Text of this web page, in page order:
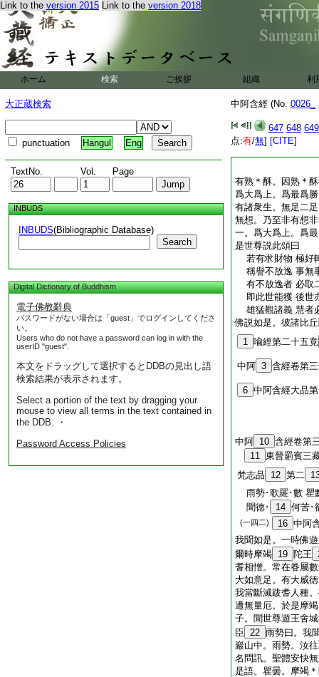
Link to the version 2015 Link to the version 2018
ホーム 検索 ご挨拶 組織 利
大正蔵検索
punctuation Hangul Eng
TextNo. Vol. Page
INBUDS
INBUDS(Bibliographic Database)
Search
Digital Dictionary of Buddhism
電子佛教辭典
パスワードがない場合は「guest」でログインしてくださ
い。
Users who do not have a password can log in with the
userID "guest".
本文をドラッグして選択するとDDBの見出し語
検索結果が表示されます。
Select a portion of the text by dragging your
mouse to view all terms in the text contained in
the DDB. ・
Password Access Policies
中阿含經 (No. 0026_
647 648 649
点:有/無] [CITE]
有熟＊酥。因熟＊
爲大爲上。爲最爲
有諸衆生。無足二
無想。乃至非有想
一。爲大爲上。爲
是世尊説此頌曰
若有求財物 極好
稱譽不放逸 事無
有不放逸者 必取
即此世能獲 後世
雄猛觀諸義 慧者
佛説如是。彼諸比
1 喩經第二十五竟
中阿 3 含經卷第
6 中阿含經大品
中阿 10 含經卷第
11 東晉罽賓三
梵志品
12 第二
雨勢･歌羅･數 瞿
聞徳･
14 何苦･
(一四二) 16 中阿
我聞如是。一時佛
爾時摩竭 19 陀王
耆相憎。常在眷屬
大如意足。有大威
我當斷滅跋耆人種
遭無量厄。於是摩
子。聞世尊遊王舍
臣 22 雨勢曰。我
巖山中。雨勢。汝
名問訊。聖體安快
是語。瞿曇。摩竭